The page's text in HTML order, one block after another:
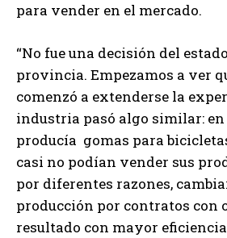
para vender en el mercado.
“No fue una decisión del
provincia. Empezamos a ver
comenzó a extenderse la
industria pasó algo similar: en
producía gomas para
casi no podían vender sus
por diferentes razones,
producción por contratos con
resultado con mayor